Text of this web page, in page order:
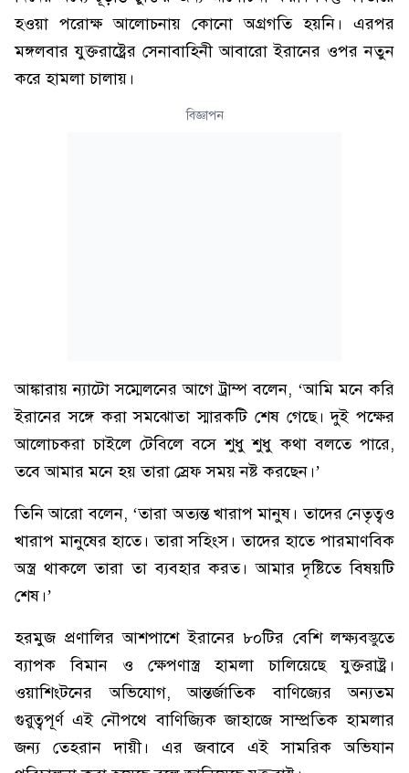
হওয়া পরোক্ষ আলোচনায় কোনো অগ্রগতি হয়নি। এরপর
মঙ্গলবার যুক্তরাষ্ট্রের সেনাবাহিনী আবারো ইরানের ওপর নতুন
করে হামলা চালায়।
বিজ্ঞাপন
আঙ্কারায় ন্যাটো সম্মেলনের আগে ট্রাম্প বলেন, ‘আমি মনে করি
ইরানের সঙ্গে করা সমঝোতা স্মারকটি শেষ গেছে। দুই পক্ষের
আলোচকরা চাইলে টেবিলে বসে শুধু শুধু কথা বলতে পারে,
তবে আমার মনে হয় তারা স্রেফ সময় নষ্ট করছেন।’
তিনি আরো বলেন, ‘তারা অত্যন্ত খারাপ মানুষ। তাদের নেতৃত্বও
খারাপ মানুষের হাতে। তারা সহিংস। তাদের হাতে পারমাণবিক
অস্ত্র থাকলে তারা তা ব্যবহার করত। আমার দৃষ্টিতে বিষয়টি
শেষ।’
হরমুজ প্রণালির আশপাশে ইরানের ৮০টির বেশি লক্ষ্যবস্তুতে
ব্যাপক বিমান ও ক্ষেপণাস্ত্র হামলা চালিয়েছে যুক্তরাষ্ট্র।
ওয়াশিংটনের অভিযোগ, আন্তর্জাতিক বাণিজ্যের অন্যতম
গুরুত্বপূর্ণ এই নৌপথে বাণিজ্যিক জাহাজে সাম্প্রতিক হামলার
জন্য তেহরান দায়ী। এর জবাবে এই সামরিক অভিযান